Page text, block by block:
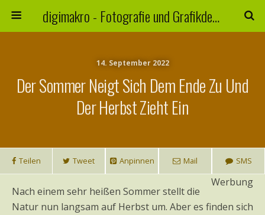
digimakro - Fotografie und Grafikdesign
14. September 2022
Der Sommer Neigt Sich Dem Ende Zu Und
Der Herbst Zieht Ein
Teilen Tweet Anpinnen Mail SMS
Werbung
Nach einem sehr heißen Sommer stellt die
Natur nun langsam auf Herbst um. Aber es finden sich